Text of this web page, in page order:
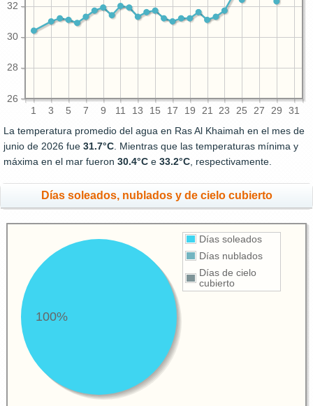
1 3 5 7 9 11 13 15 17 19 21 23 25 27 29 31
26
28
30
32
La temperatura promedio del agua en Ras Al Khaimah en el mes de
junio de 2026 fue 31.7°C . Mientras que las temperaturas mínima y
máxima en el mar fueron 30.4°C e 33.2°C , respectivamente.
Días soleados, nublados y de cielo cubierto
Días soleados
Días nublados
Días de cielo
cubierto
100%